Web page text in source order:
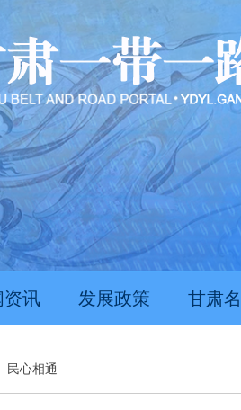
资讯 发展政策 甘肃
民心相通